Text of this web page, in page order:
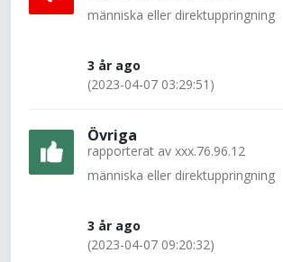
människa eller direktuppringning
3 år ago
(2023-04-07 03:29:51)
Övriga
rapporterat av xxx.76.96.12
människa eller direktuppringning
3 år ago
(2023-04-07 09:20:32)